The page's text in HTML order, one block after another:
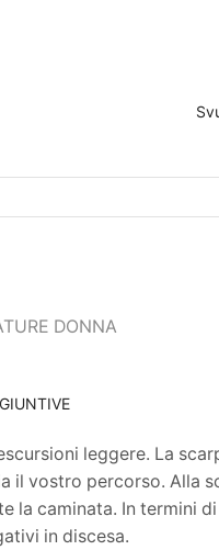
DONNA
leggere. La
vostro percorso. Alla
caminata. In termini
in discesa.